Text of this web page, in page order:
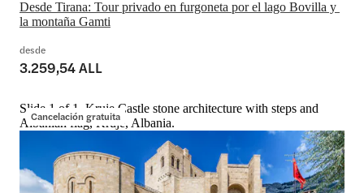
Desde Tirana: Tour privado en furgoneta por el lago Bovilla y
la montaña Gamti
desde
3.259,54 ALL
Cancelación gratuita
Slide 1 of 1, Kruje Castle stone architecture with steps and
Albanian flag, Kruje, Albania.